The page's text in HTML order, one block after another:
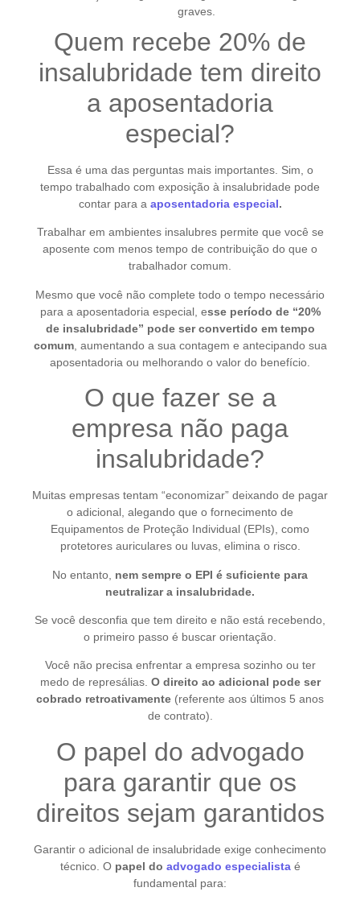
graves.
Quem recebe 20% de
insalubridade tem direito
a aposentadoria
especial?
Essa é uma das perguntas mais importantes. Sim, o
tempo trabalhado com exposição à insalubridade pode
contar para a aposentadoria especial.
Trabalhar em ambientes insalubres permite que você se
aposente com menos tempo de contribuição do que o
trabalhador comum.
Mesmo que você não complete todo o tempo necessário
para a aposentadoria especial, esse período de “20%
de insalubridade” pode ser convertido em tempo
comum, aumentando a sua contagem e antecipando sua
aposentadoria ou melhorando o valor do benefício.
O que fazer se a
empresa não paga
insalubridade?
Muitas empresas tentam “economizar” deixando de pagar
o adicional, alegando que o fornecimento de
Equipamentos de Proteção Individual (EPIs), como
protetores auriculares ou luvas, elimina o risco.
No entanto, nem sempre o EPI é suficiente para
neutralizar a insalubridade.
Se você desconfia que tem direito e não está recebendo,
o primeiro passo é buscar orientação.
Você não precisa enfrentar a empresa sozinho ou ter
medo de represálias. O direito ao adicional pode ser
cobrado retroativamente (referente aos últimos 5 anos
de contrato).
O papel do advogado
para garantir que os
direitos sejam garantidos
Garantir o adicional de insalubridade exige conhecimento
técnico. Opapel do advogado especialistaé
fundamental para: